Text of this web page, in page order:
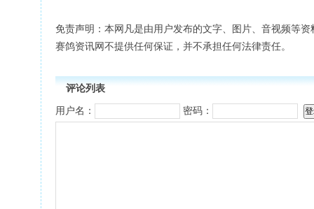
免责声明：本网凡是由用户发布的文字、图片、音视频等
赛鸽资讯网不提供任何保证，并不承担任何法律责任。
评论列表
用户名： 密码：